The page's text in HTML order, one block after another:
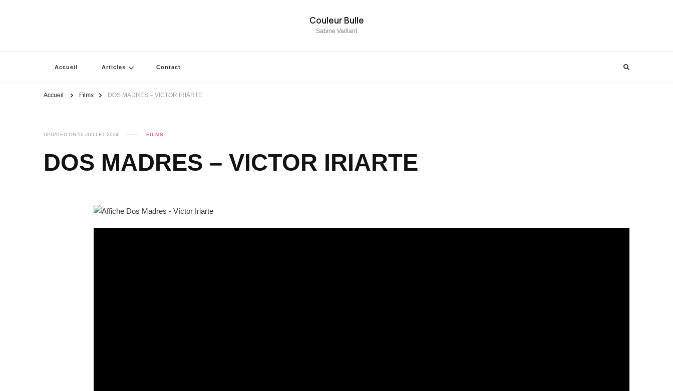
Couleur Bulle
Sabine Vaillant
Accueil Articles Contact
Accueil Films DOS MADRES – VICTOR IRIARTE
UPDATED ON 16 JUILLET 2024 FILMS
DOS MADRES – VICTOR IRIARTE